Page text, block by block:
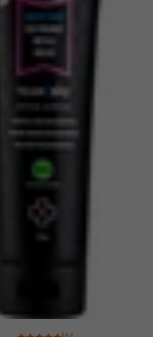
Note moyenne : 5 sur 5